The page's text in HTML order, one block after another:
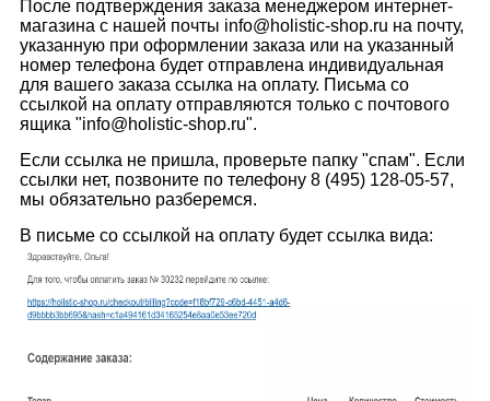
После подтверждения заказа менеджером интернет-
магазина с нашей почты info@holistic-shop.ru на почту,
указанную при оформлении заказа или на указанный
номер телефона будет отправлена индивидуальная
для вашего заказа ссылка на оплату. Письма со
ссылкой на оплату отправляются только с почтового
ящика "info@holistic-shop.ru".
Если ссылка не пришла, проверьте папку "спам". Если
ссылки нет, позвоните по телефону 8 (495) 128-05-57,
мы обязательно разберемся.
В письме со ссылкой на оплату будет ссылка вида: